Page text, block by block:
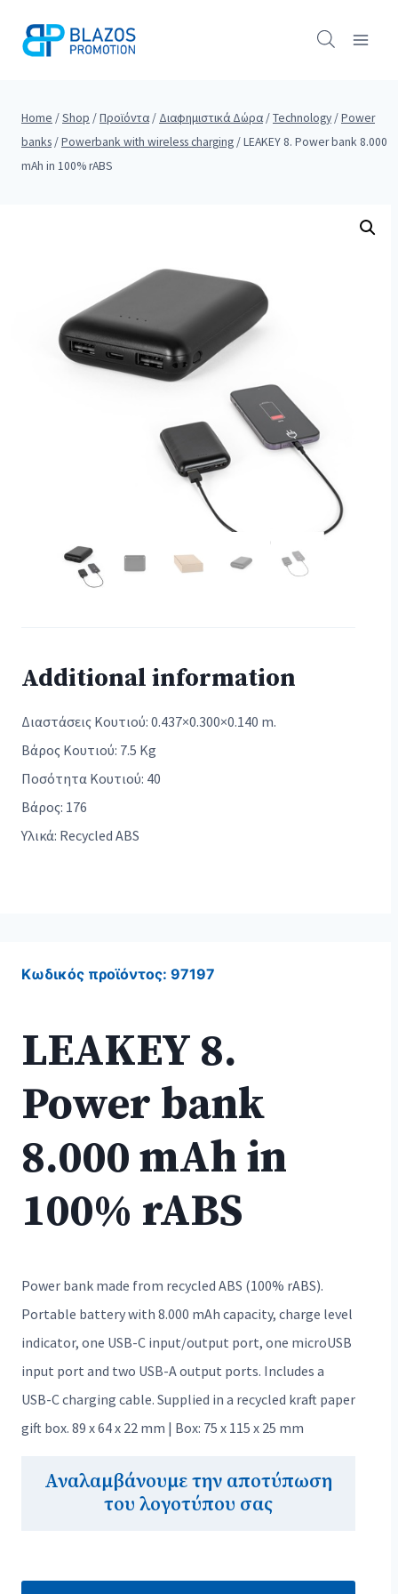
Home /Shop /Προϊόντα / Διαφημιστικά Δώρα /Technology /Power
banks /Powerbank with wireless charging /LEAKEY 8. Power bank 8.000
mAh in 100% rABS
Additional information
Διαστάσεις Κουτιού: 0.437×0.300×0.140 m.
Βάρος Κουτιού: 7.5 Kg
Ποσότητα Κουτιού: 40
Βάρος: 176
Υλικά: Recycled ABS
Κωδικός προϊόντος: 97197
LEAKEY 8.
Power bank
8.000 mAh in
100% rABS
Power bank made from recycled ABS (100% rABS).
Portable battery with 8.000 mAh capacity, charge level
indicator, one USB-C input/output port, one microUSB
input port and two USB-A output ports. Includes a
USB-C charging cable. Supplied in a recycled kraft paper
gift box. 89 x 64 x 22 mm | Box: 75 x 115 x 25 mm
Αναλαμβάνουμε την αποτύπωση
του λογοτύπου σας